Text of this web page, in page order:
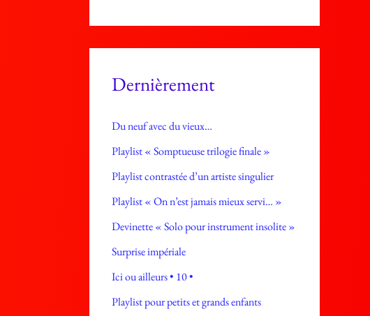
Dernièrement
Du neuf avec du vieux…
Playlist « Somptueuse trilogie finale »
Playlist contrastée d’un artiste singulier
Playlist « On n’est jamais mieux servi… »
Devinette « Solo pour instrument insolite »
Surprise impériale
Ici ou ailleurs • 10 •
Playlist pour petits et grands enfants